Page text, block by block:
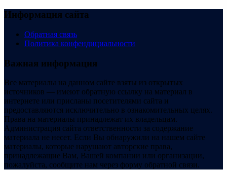
Информация сайта
Обратная связь
Политика конфендициальности
Важная информация
Все материалы на данном сайте взяты из открытых
источников — имеют обратную ссылку на материал в
интернете или присланы посетителями сайта и
предоставляются исключительно в ознакомительных целях.
Права на материалы принадлежат их владельцам.
Администрация сайта ответственности за содержание
материала не несет. Если Вы обнаружили на нашем сайте
материалы, которые нарушают авторские права,
принадлежащие Вам, Вашей компании или организации,
пожалуйста, сообщите нам через форму обратной связи.